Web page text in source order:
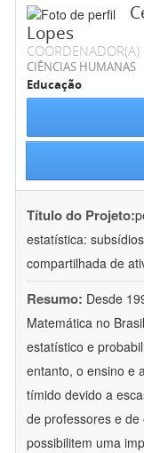
Lopes
COORDENADOR(A)
CIÊNCIAS HUMANAS
Educação
Título do Projeto:
estatística:
compartilhada de
Resumo: Desde
Matemática no
estatístico e
entanto, o ensino e
tímido devido a
de professores e
possibilitem uma